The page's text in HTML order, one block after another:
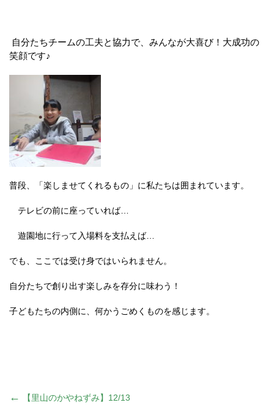
自分たちチームの工夫と協力で、みんなが大喜び！大成功の
笑顔です♪
普段、「楽しませてくれるもの」に私たちは囲まれています。
テレビの前に座っていれば…
遊園地に行って入場料を支払えば…
でも、ここでは受け身ではいられません。
自分たちで創り出す楽しみを存分に味わう！
子どもたちの内側に、何かうごめくものを感じます。
投
← 【里山のかやねずみ】12/13